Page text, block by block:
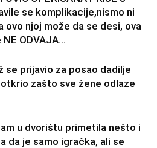
se komplikacije,nismo ni
ovo njoj može da se desi, ova
ODVAJA...
se prijavio za posao dadilje
zašto sve žene odlaze
u dvorištu primetila nešto i
da je samo igračka, ali se